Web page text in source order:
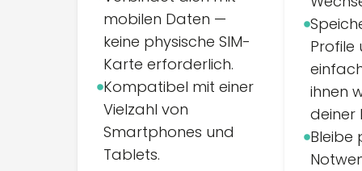
mobilen Daten —
keine physische SIM-
Karte erforderlich.
Kompatibel mit einer
Vielzahl von
Smartphones und
Tablets.
Profile
ihnen
deiner
Bleibe